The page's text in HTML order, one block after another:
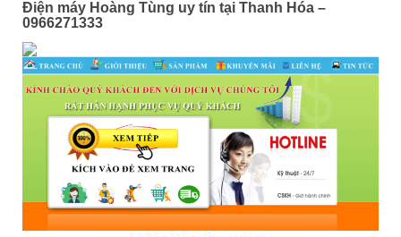
Điện máy Hoàng Tùng uy tín tại Thanh Hóa –
0966271333